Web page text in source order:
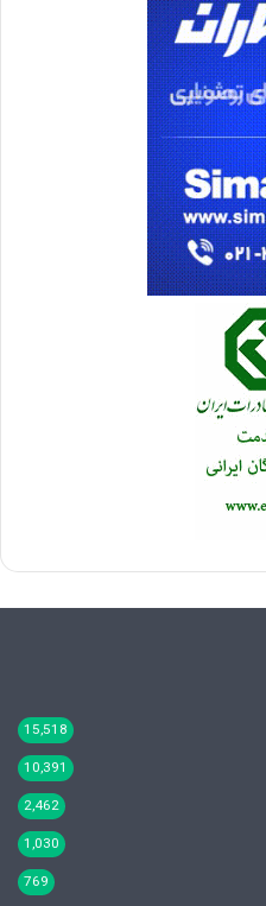
15,518
10,391
2,462
1,030
769